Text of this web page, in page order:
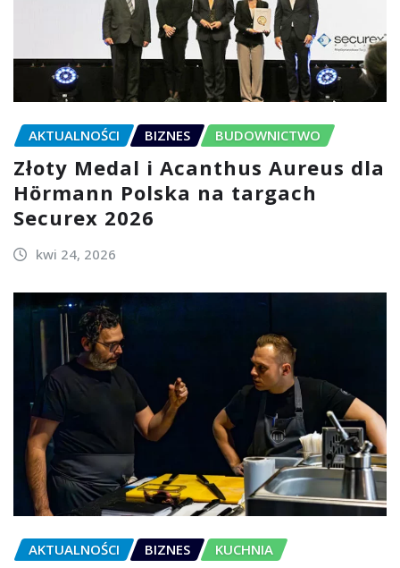
AKTUALNOŚCI BIZNES BUDOWNICTWO
Złoty Medal i Acanthus Aureus dla
Hörmann Polska na targach
Securex 2026
kwi 24, 2026
AKTUALNOŚCI BIZNES KUCHNIA